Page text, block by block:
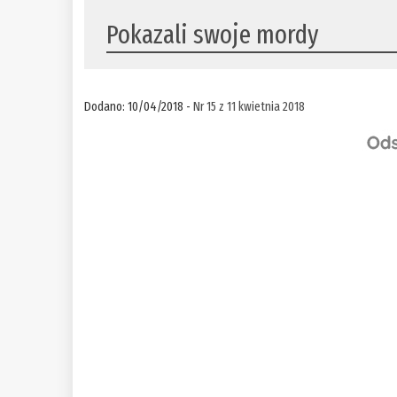
Pokazali swoje mordy
Dodano: 10/04/2018 -Nr 15 z 11 kwietnia 2018